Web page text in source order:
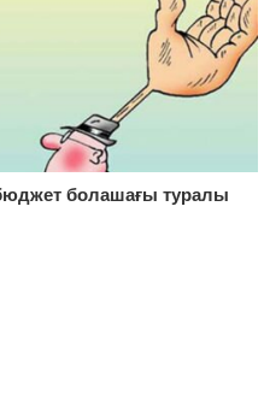
болашағы туралы